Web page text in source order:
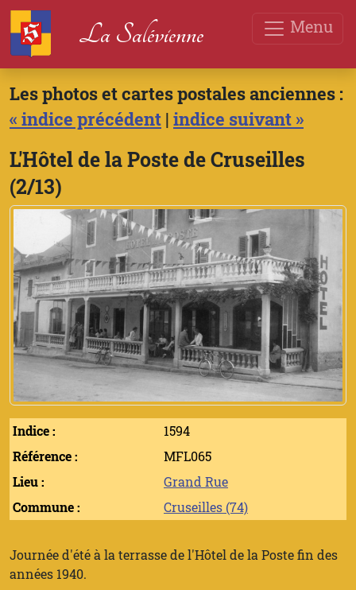
Menu
La Salévienne
Les photos et cartes postales anciennes :
« indice précédent | indice suivant »
L'Hôtel de la Poste de Cruseilles
(2/13)
Indice :
1594
Référence :
MFL065
Lieu :
Grand Rue
Commune :
Cruseilles (74)
Journée d'été à la terrasse de l'Hôtel de la Poste fin des
années 1940.